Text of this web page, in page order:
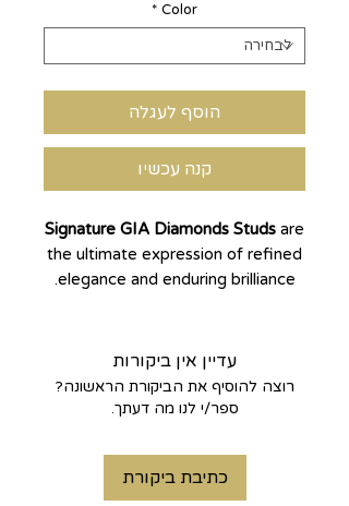
Color
*
הוסף לעגלה
קנה עכשיו
Signature GIA Diamonds Studs are
the ultimate expression of refined
elegance and enduring brilliance.
selected for exceptional quality
and certified byGIA, the world’s
most trusted authority in
Set in a classic14k gold four-
prong setting, these timeless
עדיין אין ביקורות
רוצה להוסיף את הביקורת הראשונה?
ספר/י לנו מה דעתך.
כתיבת ביקורת